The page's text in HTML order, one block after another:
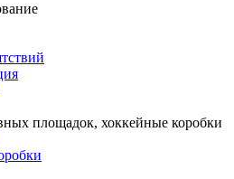
площадок, хоккейные коробки